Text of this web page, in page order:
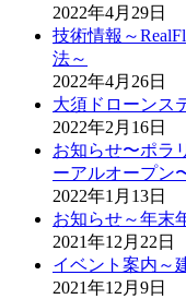
2022年4月29日
技術情報～
法～
2022年4月26日
大須ドローンス
2022年2月16日
お知らせ〜ポラ
ーアルオープン
2022年1月13日
お知らせ～年末
2021年12月22日
イベント案内～
2021年12月9日